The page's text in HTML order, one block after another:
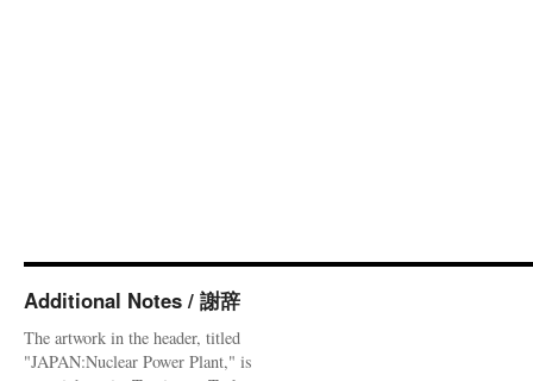
Additional Notes / 謝辞
The artwork in the header, titled
"JAPAN:Nuclear Power Plant," is